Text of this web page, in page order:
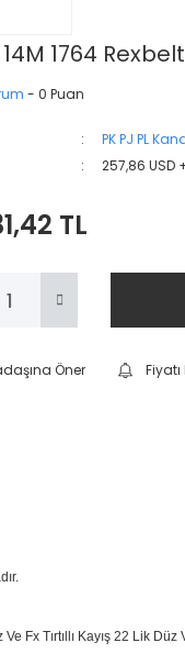
1764
- 0 Puan
PK PJ PL
257,86 USD
TL
Öner
Fx Tırtıllı Kayış 22 Lik